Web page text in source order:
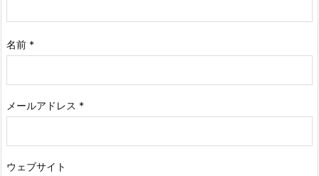
名前 *
メールアドレス *
ウェブサイト